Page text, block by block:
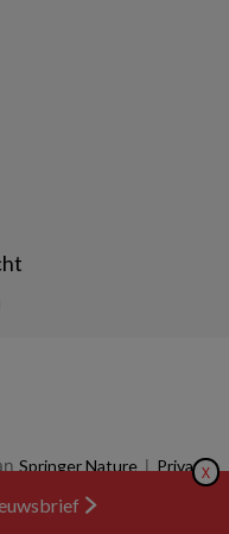
Springer Nature|Privacy
X